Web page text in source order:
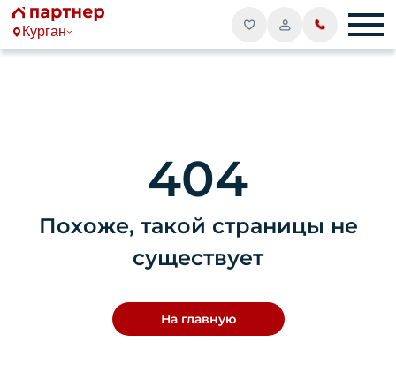
Курган
404
Похоже, такой страницы не
существует
На главную